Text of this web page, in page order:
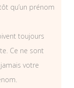
qu’un prénom
toujours
Ce ne sont
votre